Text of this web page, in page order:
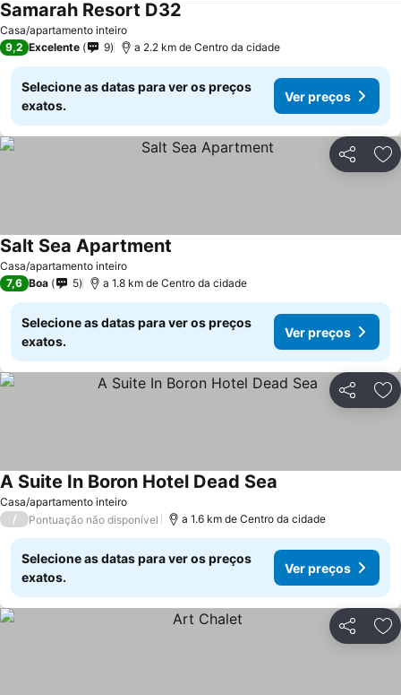
Casa/apartamento inteiro
Samarah Resort D32
9,2 Excelente 9 a 2.2 km de Centro da cidade
Selecione as datas para ver os preços
exatos.
Ver preços
Partilhar
Casa/apartamento inteiro
Salt Sea Apartment
7,6 Boa 5 a 1.8 km de Centro da cidade
Selecione as datas para ver os preços
exatos.
Ver preços
Partilhar
Casa/apartamento inteiro
A Suite In Boron Hotel Dead Sea
/ Pontuação não disponível a 1.6 km de Centro da cidade
Selecione as datas para ver os preços
exatos.
Ver preços
Partilhar